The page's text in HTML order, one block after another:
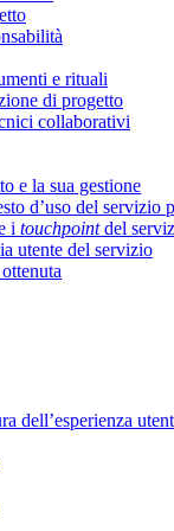
e rituali
di progetto
collaborativi
e la sua gestione
d’uso del servizio
i touchpointdel
utente del servizio
dell’esperienza